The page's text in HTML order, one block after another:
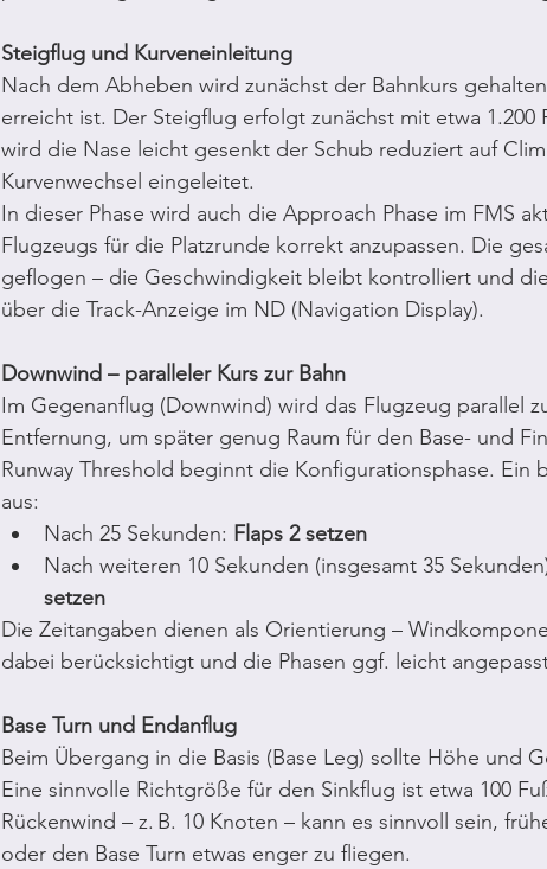
Steigflug und Kurveneinleitung
Nach dem Abheben wird zunächst der Bahnkurs
erreicht ist. Der Steigflug erfolgt zunächst mit etwa
wird die Nase leicht gesenkt der Schub reduziert auf
Kurvenwechsel eingeleitet.
In dieser Phase wird auch die Approach Phase im FMS
Flugzeugs für die Platzrunde korrekt anzupassen. Die
geflogen – die Geschwindigkeit bleibt kontrolliert und
über die Track-Anzeige im ND (Navigation Display).
Downwind – paralleler Kurs zur Bahn
Im Gegenanflug (Downwind) wird das Flugzeug parallel
Entfernung, um später genug Raum für den Base- und
Runway Threshold beginnt die Konfigurationsphase. Ein
aus:
Nach 25 Sekunden: Flaps 2 setzen
Nach weiteren 10 Sekunden (insgesamt 35
setzen
Die Zeitangaben dienen als Orientierung –
dabei berücksichtigt und die Phasen ggf. leicht
Base Turn und Endanflug
Beim Übergang in die Basis (Base Leg) sollte Höhe und
Eine sinnvolle Richtgröße für den Sinkflug ist etwa 100
Rückenwind – z. B. 10 Knoten – kann es sinnvoll sein,
oder den Base Turn etwas enger zu fliegen.